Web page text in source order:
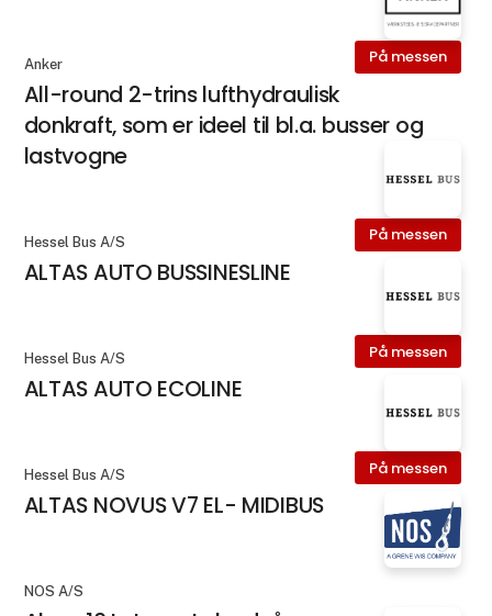
På messen
Anker
All-round 2-trins lufthydraulisk
donkraft, som er ideel til bl.a. busser og
lastvogne
På messen
Hessel Bus A/S
ALTAS AUTO BUSSINESLINE
På messen
Hessel Bus A/S
ALTAS AUTO ECOLINE
På messen
Hessel Bus A/S
ALTAS NOVUS V7 EL- MIDIBUS
NOS A/S